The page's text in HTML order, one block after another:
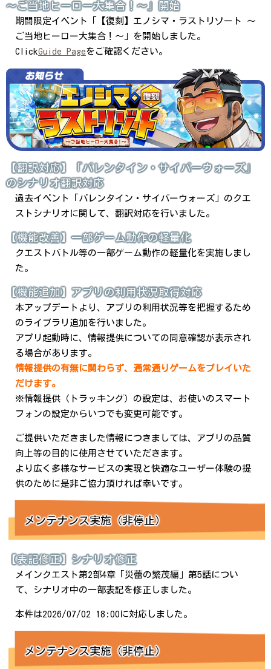
～ご当地ヒーロー大集合！～」開始
期間限定イベント「【復刻】エノシマ・ラストリゾート ～
ご当地ヒーロー大集合！～」を開始しました。
ClickGuide Pageをご確認ください。
【翻訳対応】「バレンタイン・サイバーウォーズ」
のシナリオ翻訳対応
過去イベント「バレンタイン・サイバーウォーズ」のクエ
ストシナリオに関して、翻訳対応を行いました。
【機能改善】一部ゲーム動作の軽量化
クエストバトル等の一部ゲーム動作の軽量化を実施しまし
た。
【機能追加】アプリの利用状況取得対応
本アップデートより、アプリの利用状況等を把握するため
のライブラリ追加を行いました。
アプリ起動時に、情報提供についての同意確認が表示され
る場合があります。
情報提供の有無に関わらず、通常通りゲームをプレイいた
だけます。
※情報提供（トラッキング）の設定は、お使いのスマート
フォンの設定からいつでも変更可能です。
ご提供いただきました情報につきましては、アプリの品質
向上等の目的に使用させていただきます。
より広く多様なサービスの実現と快適なユーザー体験の提
供のために是非ご協力頂ければ幸いです。
メンテナンス実施（非停止）
【表記修正】シナリオ修正
メインクエスト第2部4章「災蕾の繁茂編」第5話につい
て、シナリオ中の一部表記を修正しました。
本件は2026/07/02 18:00に対応しました。
メンテナンス実施（非停止）